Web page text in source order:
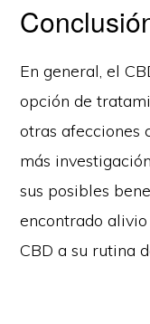
En general, el
opción de
otras afecciones
más
sus posibles
encontrado
CBD a su rutina